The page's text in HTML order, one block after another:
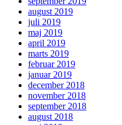
august 2019
juli 2019
maj 2019
april 2019
marts 2019
februar 2019
januar 2019
december 2018
november 2018
september 2018
august 2018